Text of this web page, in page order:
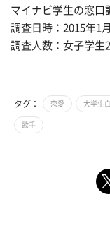
マイナビ学生の窓口
調査日時：2015年1
調査人数：女子学生
タグ： 恋愛 大学生
歌手